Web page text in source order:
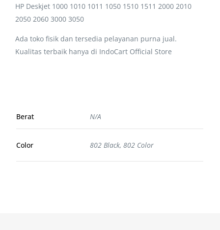
HP Deskjet 1000 1010 1011 1050 1510 1511 2000 2010
2050 2060 3000 3050
Ada toko fisik dan tersedia pelayanan purna jual.
Kualitas terbaik hanya di IndoCart Official Store
Berat N/A
Color 802 Black, 802 Color